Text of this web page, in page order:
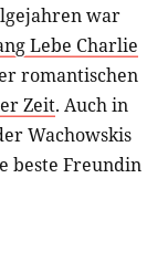
war
Lebe Charlie
romantischen
Zeit. Auch in
Wachowskis
beste Freundin